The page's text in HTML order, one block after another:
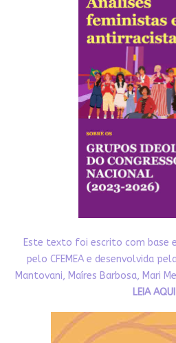
Este texto foi escrito com base
pelo CFEMEA e desenvolvida
Mantovani, Maíres Barbosa, Mari
LEIA AQUI